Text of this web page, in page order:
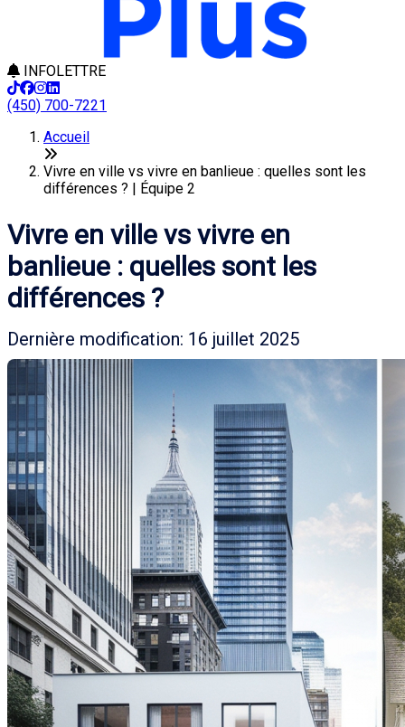
INFOLETTRE
(450) 700-7221
Accueil
Vivre en ville vs vivre en banlieue : quelles sont les
différences ? | Équipe 2
Vivre en ville vs vivre en
banlieue : quelles sont les
différences ?
Dernière modification: 16 juillet 2025